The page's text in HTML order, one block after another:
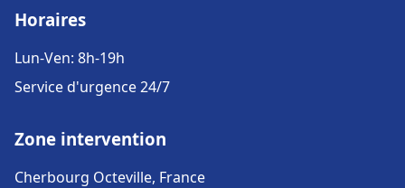
Horaires
Lun-Ven: 8h-19h
Service d'urgence 24/7
Zone intervention
Cherbourg Octeville, France